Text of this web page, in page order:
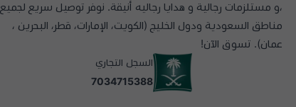
،و مستلزمات رجالية و هدايا رجاليه أنيقة. نوفر توصيل سريع لجميع
مناطق السعودية ودول الخليج (الكويت، الإمارات، قطر، البحرين ،
عمان). تسوق الآن!
السجل التجاري
7034715388